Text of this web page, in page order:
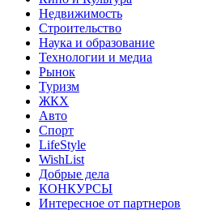
Недвижимость
Строительство
Наука и образование
Технологии и медиа
Рынок
Туризм
ЖКХ
Авто
Спорт
LifeStyle
WishList
Добрые дела
КОНКУРСЫ
Интересное от партнеров